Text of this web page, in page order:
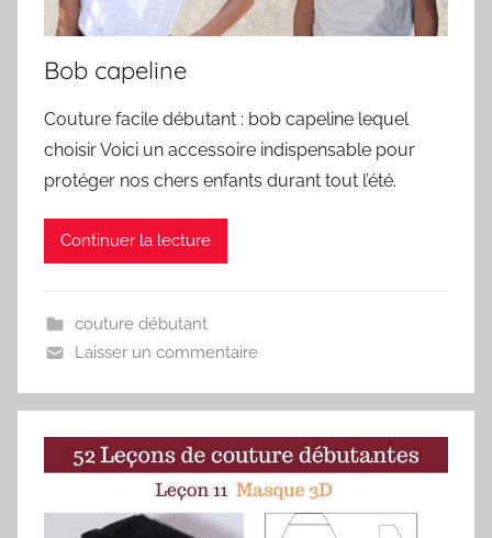
Bob capeline
Couture facile débutant : bob capeline lequel
choisir Voici un accessoire indispensable pour
protéger nos chers enfants durant tout l’été.
Continuer la lecture
couture débutant
Laisser un commentaire